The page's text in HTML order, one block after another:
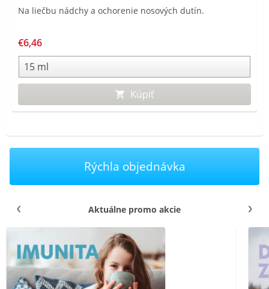
Na liečbu nádchy a ochorenie nosových dutín.
€6,46
Kúpiť
Rýchla objednávka
Aktuálne promo akcie